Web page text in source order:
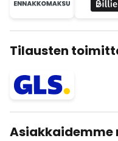
Tilausten
Asiakkaidemme